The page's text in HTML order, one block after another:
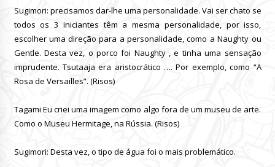
Sugimori: precisamos dar-lhe uma personalidade. Vai ser chato se
todos os 3 iniciantes têm a mesma personalidade, por isso,
escolher uma direção para a personalidade, como a Naughty ou
Gentle. Desta vez, o porco foi Naughty , e tinha uma sensação
imprudente. Tsutaaja era aristocrático …. Por exemplo, como “A
Rosa de Versailles”. (Risos)
Tagami Eu criei uma imagem como algo fora de um museu de arte.
Como o Museu Hermitage, na Rússia. (Risos)
Sugimori: Desta vez, o tipo de água foi o mais problemático.